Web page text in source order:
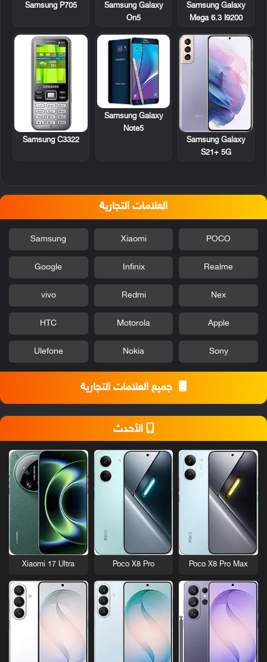
Samsung Galaxy
Mega 6.3 I9200
Samsung Galaxy
On5
Samsung P705
Samsung Galaxy
S21+ 5G
Samsung Galaxy
Note5
Samsung C3322
العلامات التجارية
POCO
Xiaomi
Samsung
Realme
Infinix
Google
Nex
Redmi
vivo
Apple
Motorola
HTC
Sony
Nokia
Ulefone
جميع العلامات التجارية
الأحدث
Poco X8 Pro Max
Poco X8 Pro
Xiaomi 17 Ultra